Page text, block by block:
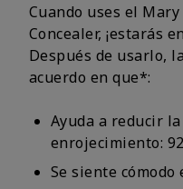
Cuando uses el
Concealer, ¡estarás
Después de usarlo,
acuerdo en que*:
Ayuda a reducir
enrojecimiento:
Se siente cómodo